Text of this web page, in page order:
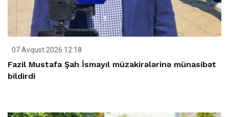
07 Avqust 2026 12:18
Fazil Mustafa Şah İsmayıl müzakirələrinə münasibət
bildirdi